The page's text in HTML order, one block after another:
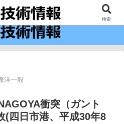
術の情報インフラ。
洋一般
衝突（ガント
(四日市港、平成30年8
検索